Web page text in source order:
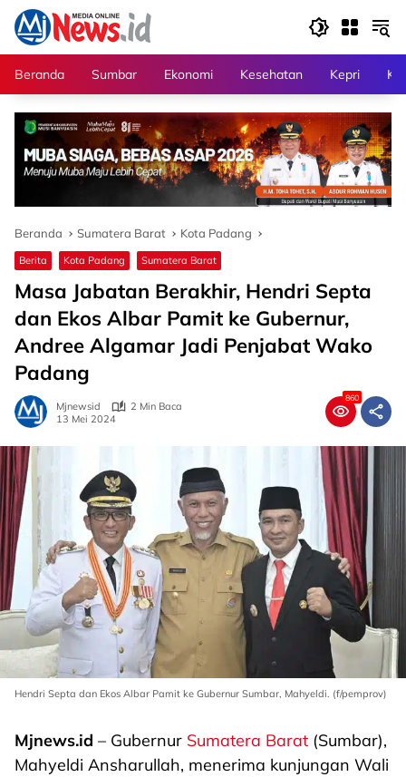
Langsung
konten
Beranda
Sumbar Ekonomi Kesehatan Kepri
Beranda Sumatera Barat Kota Padang
Berita Kota Padang Sumatera Barat
Masa Jabatan Berakhir, Hendri Septa
dan Ekos Albar Pamit ke Gubernur,
Andree Algamar Jadi Penjabat Wako
Padang
Mjnewsid
2 Min Baca
13 Mei 2024
860
Hendri Septa dan Ekos Albar Pamit ke Gubernur Sumbar, Mahyeldi. (f/pemprov)
Mjnews.id – Gubernur Sumatera Barat (Sumbar),
Mahyeldi Ansharullah, menerima kunjungan Wali